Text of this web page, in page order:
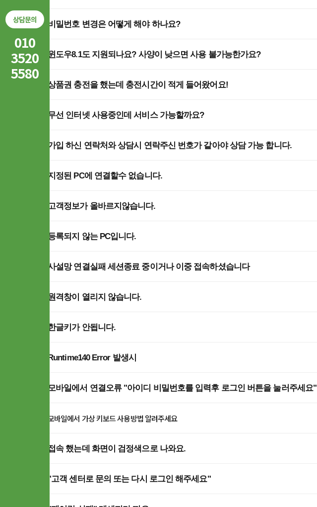
Q 비밀번호 변경은 어떻게 해야 하나요?
Q 윈도우8.1도 지원되나요? 사양이 낮으면 사용 불가능한가요?
Q 상품권 충전을 했는데 충전시간이 적게 들어왔어요!
무선 인터넷 사용중인데 서비스 가능할까요?
가입 하신 연락처와 상담시 연락주신 번호가 같아야 상담 가능 합니다.
지정된 PC에 연결할수 없습니다.
고객정보가 올바르지않습니다.
등록되지 않는 PC입니다.
사설망 연결실패 세션종료 중이거나 이중 접속하셨습니다
원격창이 열리지 않습니다.
한글키가 안됩니다.
Runtime140 Error 발생시
모바일에서 연결오류 "아이디 비밀번호를 입력후 로그인 버튼을 눌러주세요"
모바일에서 가상 키보드 사용방법 알려주세요
접속 했는데 화면이 검정색으로 나와요.
"고객 센터로 문의 또는 다시 로그인 해주세요"
상담문의
010
3520
5580